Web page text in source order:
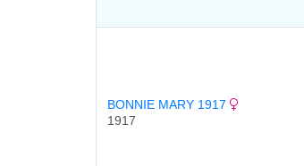
BONNIE MARY 1917
1917